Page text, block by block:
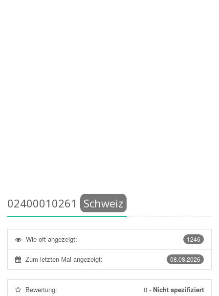
02400010261 Schweiz
1246
Wie oft angezeigt:
08.08.2026
Zum letzten Mal angezeigt:
Bewertung: 0 - Nicht spezifiziert